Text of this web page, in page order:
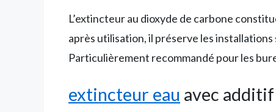
L’extincteur au dioxyde de carbone
après utilisation, il préserve les
Particulièrement recommandé pour les
extincteur eau avec